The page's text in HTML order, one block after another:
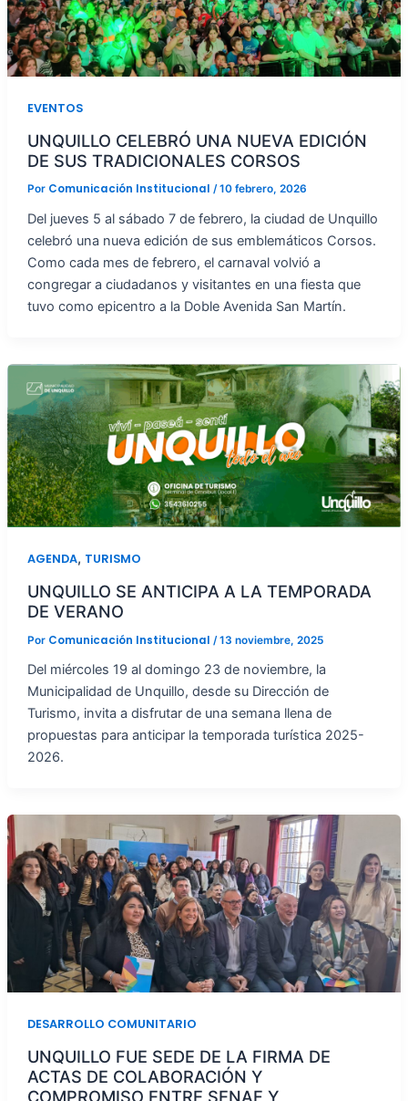
EVENTOS
UNQUILLO CELEBRÓ UNA NUEVA EDICIÓN
DE SUS TRADICIONALES CORSOS
Por Comunicación Institucional /10 febrero, 2026
Del jueves 5 al sábado 7 de febrero, la ciudad de Unquillo
celebró una nueva edición de sus emblemáticos Corsos.
Como cada mes de febrero, el carnaval volvió a
congregar a ciudadanos y visitantes en una fiesta que
tuvo como epicentro a la Doble Avenida San Martín.
AGENDA, TURISMO
UNQUILLO SE ANTICIPA A LA TEMPORADA
DE VERANO
Por Comunicación Institucional /13 noviembre, 2025
Del miércoles 19 al domingo 23 de noviembre, la
Municipalidad de Unquillo, desde su Dirección de
Turismo, invita a disfrutar de una semana llena de
propuestas para anticipar la temporada turística 2025-
2026.
DESARROLLO COMUNITARIO
UNQUILLO FUE SEDE DE LA FIRMA DE
ACTAS DE COLABORACIÓN Y
COMPROMISO ENTRE SENAF Y